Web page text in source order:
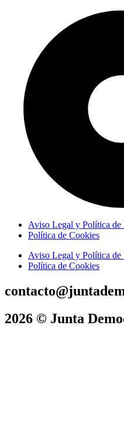
Aviso Legal y Política de
Política de Cookies
Aviso Legal y Política de
Política de Cookies
2026 © Junta